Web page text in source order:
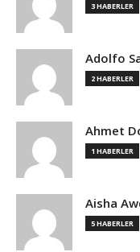
3 HABERLER
Adolfo
2 HABERLER
Ahmet
1 HABERLER
Aisha
5 HABERLER